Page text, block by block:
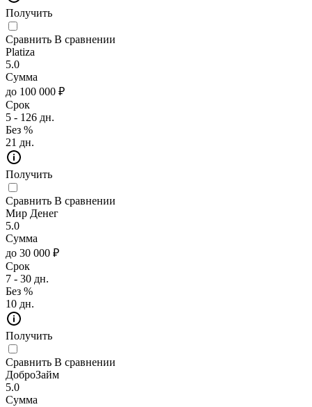
Получить
Сравнить В сравнении
Platiza
5.0
Сумма
до 100 000 ₽
Срок
5 - 126 дн.
Без %
21 дн.
Получить
Сравнить В сравнении
Мир Денег
5.0
Сумма
до 30 000 ₽
Срок
7 - 30 дн.
Без %
10 дн.
Получить
Сравнить В сравнении
ДоброЗайм
5.0
Сумма